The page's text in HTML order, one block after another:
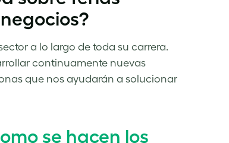
a lo largo de toda su carrera.
continuamente nuevas
que nos ayudarán a solucionar
se hacen los